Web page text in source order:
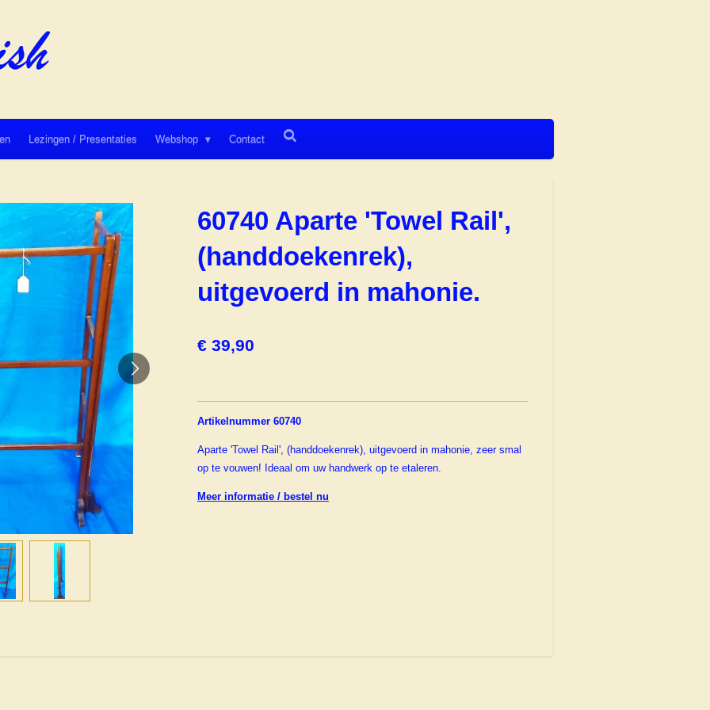
Lezingen / Presentaties Webshop Contact
60740 Aparte 'Towel Rail',
(handdoekenrek),
uitgevoerd in mahonie.
€ 39,90
Artikelnummer 60740
Aparte 'Towel Rail', (handdoekenrek), uitgevoerd in mahonie, zeer smal
op te vouwen! Ideaal om uw handwerk op te etaleren.
Meer informatie / bestel nu